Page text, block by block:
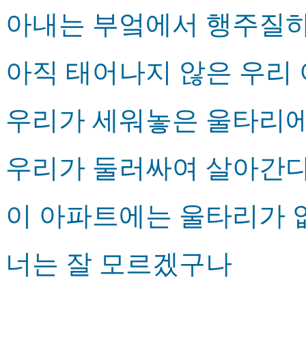
아내는 부엌에서 행주질
아직 태어나지 않은 우리
우리가 세워놓은 울타리
우리가 둘러싸여 살아간
이 아파트에는 울타리가
너는 잘 모르겠구나